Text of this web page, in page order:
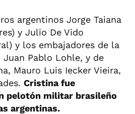
argentinos Jorge Taiana
y Julio De Vido
y los embajadores de la
Pablo Lohle, y de
Mauro Luis Iecker Vieira,
Cristina fue
pelotón militar brasileño
argentinas.